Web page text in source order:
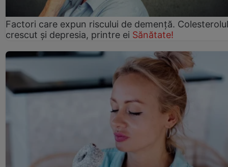
Factori care expun riscului de demență. Colesterolul
crescut şi depresia, printre ei Sănătate!